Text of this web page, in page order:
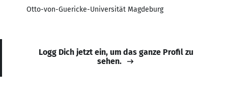
Otto-von-Guericke-Universität Magdeburg
Logg Dich jetzt ein, um das ganze Profil zu
sehen.